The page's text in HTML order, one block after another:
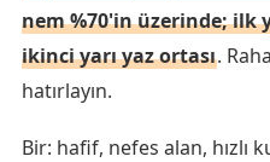
nem %70'in üzerinde; ilk
ikinci yarı yaz ortası.
hatırlayın.
Bir: hafif, nefes alan, hızlı